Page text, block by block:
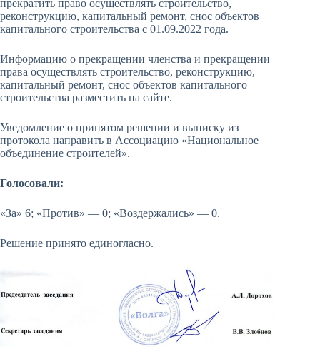
прекратить право осуществлять строительство,
реконструкцию, капитальный ремонт, снос объектов
капитального строительства с 01.09.2022 года.
Информацию о прекращении членства и прекращении
права осуществлять строительство, реконструкцию,
капитальный ремонт, снос объектов капитального
строительства разместить на сайте.
Уведомление о принятом решении и выписку из
протокола направить в Ассоциацию «Национальное
объединение строителей».
Голосовали:
«За» 6; «Против» — 0; «Воздержались» — 0.
Решение принято единогласно.